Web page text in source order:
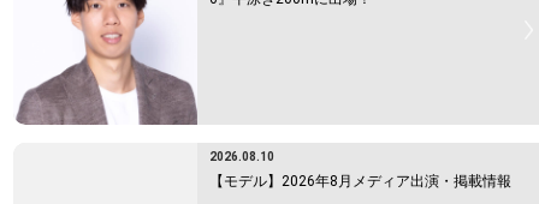
2026.08.10
【モデル】2026年8月メディア出演・掲載情報